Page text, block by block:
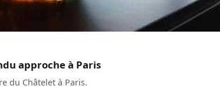
approche à Paris
du Châtelet à Paris.